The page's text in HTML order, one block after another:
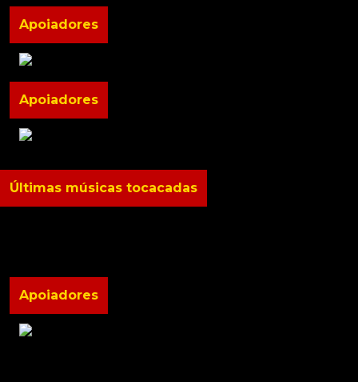
Apoiadores
Apoiadores
Últimas músicas tocacadas
Apoiadores